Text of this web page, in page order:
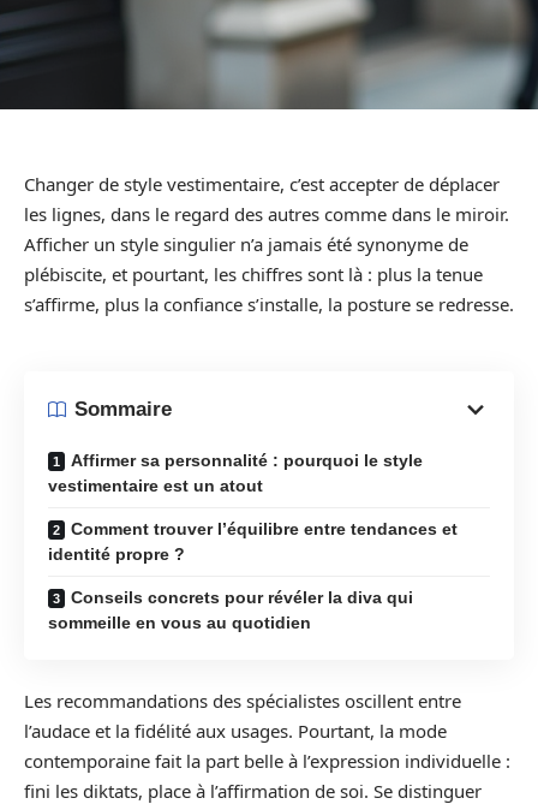
Changer de style vestimentaire, c’est accepter de déplacer
les lignes, dans le regard des autres comme dans le miroir.
Afficher un style singulier n’a jamais été synonyme de
plébiscite, et pourtant, les chiffres sont là : plus la tenue
s’affirme, plus la confiance s’installe, la posture se redresse.
Sommaire
Affirmer sa personnalité : pourquoi le style
vestimentaire est un atout
Comment trouver l’équilibre entre tendances et
identité propre ?
Conseils concrets pour révéler la diva qui
sommeille en vous au quotidien
Les recommandations des spécialistes oscillent entre
l’audace et la fidélité aux usages. Pourtant, la mode
contemporaine fait la part belle à l’expression individuelle :
fini les diktats, place à l’affirmation de soi. Se distinguer